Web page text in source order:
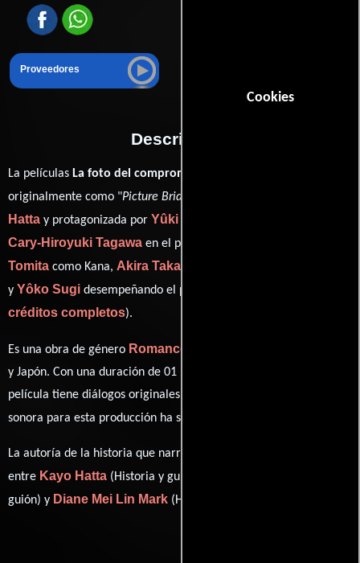
Cookies
Proveedores
Descripción
La películas La foto del compromiso
originalmente como "Picture Bride
Hatta y protagonizada por Yûki Kudô
Cary-Hiroyuki Tagawa en el papel de Kanzaki,
Tomita como Kana, Akira Takayama
y Yôko Sugi desempeñando el papel de Aunt Sode (
créditos completos).
Es una obra de género Romance
y Japón. Con una duración de 01 hr 34 min (94 minutos), esta
película tiene diálogos originales en
sonora para esta producción ha sido compuesta por
La autoría de la historia que narra esta obra está compartida
entre Kayo Hatta (Historia y guión),
guión) y Diane Mei Lin Mark (Historia).